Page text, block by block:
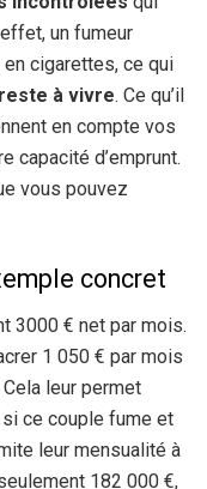
un fumeur
cigarettes, ce qui
reste à vivre. Ce qu’il
en compte vos
capacité d’emprunt.
vous pouvez
concret
3000 € net par mois.
1 050 € par mois
leur permet
si ce couple fume et
leur mensualité à
182 000 €,